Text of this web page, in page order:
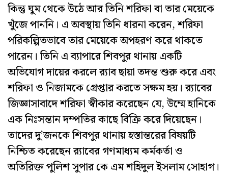
কিন্তু ঘুম থেকে উঠে আর তিনি শরিফা বা তার মেয়েকে
খুঁজে পাননি। এ অবস্থায় তিনি ধারনা করেন, শরিফা
পরিকল্পিতভাবে তার মেয়েকে অপহরণ করে থাকতে
পারেন। তিনি এ ব্যাপারে শিবপুর থানায় একটি
অভিযোগ দায়ের করলে র‌্যাব ছায়া তদন্ত শুরু করে এবং
শরিফা ও নিজামকে গ্রেপ্তার করতে সক্ষম হয়। র‌্যাবের
জিজ্ঞাসাবাদে শরিফা স্বীকার করেছেন যে, উম্মে হানিকে
এক নিঃসন্তান দম্পতির কাছে বিক্রি করে দিয়েছেন।
তাদের দু’জনকে শিবপুর থানায় হস্তান্তরের বিষয়টি
নিশ্চিত করেছেন র‌্যাবের গণমাধ্যম কর্মকর্তা ও
অতিরিক্ত পুলিশ সুপার কে এম শহিদুল ইসলাম সোহাগ।